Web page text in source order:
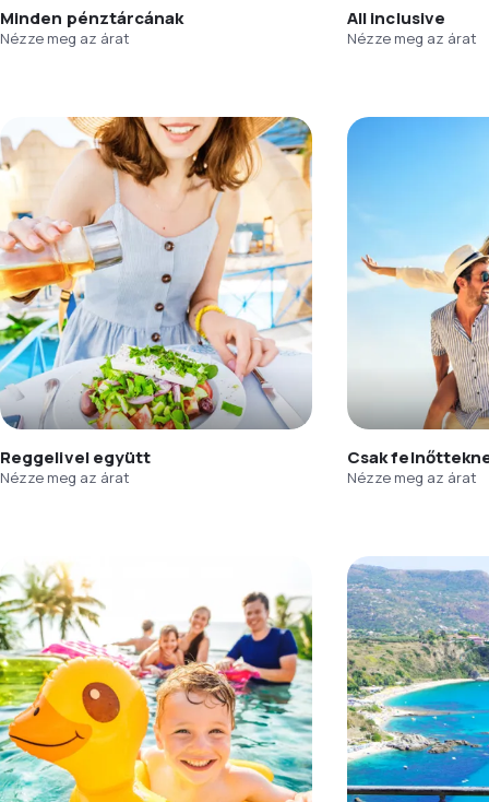
Minden pénztárcának
Nézze meg az árat
All inclusive
Nézze meg az árat
Reggelivel együtt
Nézze meg az árat
Csak
Nézze meg az árat